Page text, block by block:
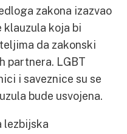
zakona izazvao
klauzula koja bi
da zakonski
partnera. LGBT
i saveznice su se
bude usvojena.
lezbijska